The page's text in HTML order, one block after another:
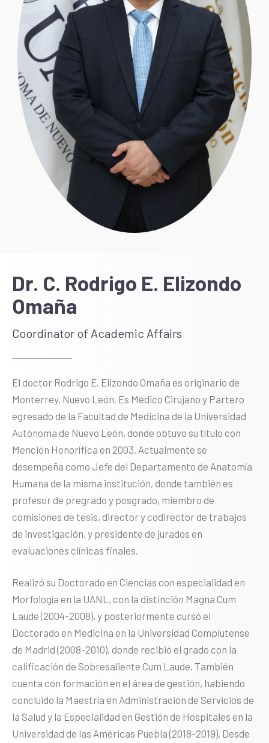
Dr. C. Rodrigo E. Elizondo
Omaña
Coordinator of Academic Affairs
El doctor Rodrigo E. Elizondo Omaña es originario de
Monterrey, Nuevo León. Es Médico Cirujano y Partero
egresado de la Facultad de Medicina de la Universidad
Autónoma de Nuevo León, donde obtuvo su título con
Mención Honorífica en 2003. Actualmente se
desempeña como Jefe del Departamento de Anatomía
Humana de la misma institución, donde también es
profesor de pregrado y posgrado, miembro de
comisiones de tesis, director y codirector de trabajos
de investigación, y presidente de jurados en
evaluaciones clínicas finales.
Realizó su Doctorado en Ciencias con especialidad en
Morfología en la UANL, con la distinción Magna Cum
Laude (2004-2008), y posteriormente cursó el
Doctorado en Medicina en la Universidad Complutense
de Madrid (2008-2010), donde recibió el grado con la
calificación de Sobresaliente Cum Laude. También
cuenta con formación en el área de gestión, habiendo
concluido la Maestría en Administración de Servicios de
la Salud y la Especialidad en Gestión de Hospitales en la
Universidad de las Américas Puebla (2018-2019). Desde